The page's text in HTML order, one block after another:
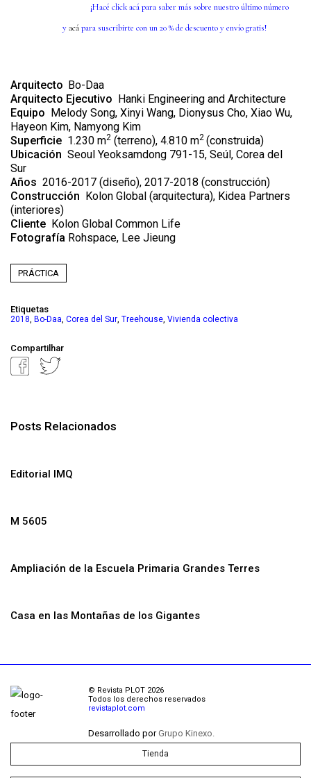
¡Hacé clickacápara saber más sobre nuestro último número
yacápara suscribirte con un 20 % de descuento y envío gratis!
Arquitecto Bo-Daa
Arquitecto Ejecutivo Hanki Engineering and Architecture
Equipo Melody Song, Xinyi Wang, Dionysus Cho, Xiao Wu,
Hayeon Kim, Namyong Kim
Superficie 1.230 m2 (terreno), 4.810 m2 (construida)
Ubicación Seoul Yeoksamdong 791-15, Seúl, Corea del
Sur
Años 2016-2017 (diseño), 2017-2018 (construcción)
Construcción Kolon Global (arquitectura), Kidea Partners
(interiores)
Cliente Kolon Global Common Life
Fotografía Rohspace, Lee Jieung
PRÁCTICA
Etiquetas
2018, Bo-Daa, Corea del Sur, Treehouse, Vivienda colectiva
Compartilhar
Posts Relacionados
Editorial IMQ
M 5605
Ampliación de la Escuela Primaria Grandes Terres
Casa en las Montañas de los Gigantes
© Revista PLOT 2026
Todos los derechos reservados
revistaplot.com
Desarrollado porGrupo Kinexo.
Tienda